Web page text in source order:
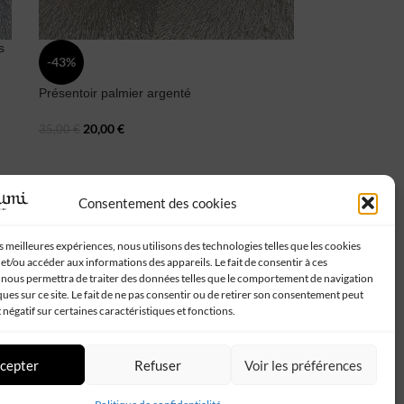
Consentement des cookies
meilleures expériences, nous utilisons des technologies telles que les cookies
ou accéder aux informations des appareils. Le fait de consentir à ces
permettra de traiter des données telles que le comportement de navigation
sur ce site. Le fait de ne pas consentir ou de retirer son consentement peut
sur certaines caractéristiques et fonctions.
Refuser Voir les préférences
-43%
Présentoir palmier argenté
20,00€
Suivez-nous :